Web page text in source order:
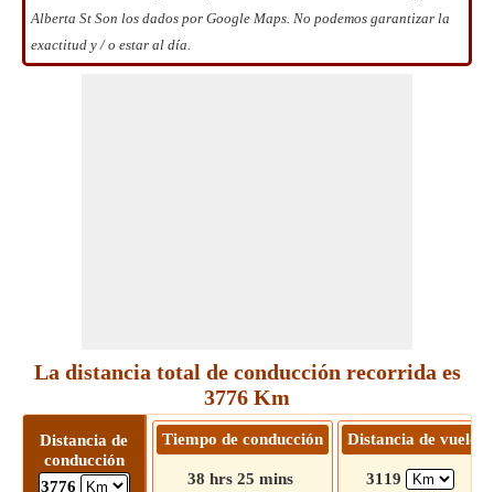
Alberta St Son los dados por Google Maps. No podemos garantizar la
exactitud y / o estar al día.
La distancia total de conducción recorrida es
3776 Km
Distancia de
conducción
3776
Tiempo de conducción
38 hrs 25 mins
Distancia de vuelo
3119